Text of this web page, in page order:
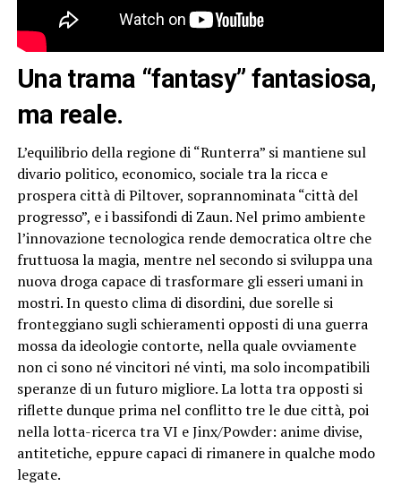
Una trama “fantasy” fantasiosa,
ma reale.
L’equilibrio della regione di “Runterra” si mantiene sul
divario politico, economico, sociale tra la ricca e
prospera città di Piltover, soprannominata “città del
progresso”, e i bassifondi di Zaun. Nel primo ambiente
l’innovazione tecnologica rende democratica oltre che
fruttuosa la magia, mentre nel secondo si sviluppa una
nuova droga capace di trasformare gli esseri umani in
mostri. In questo clima di disordini, due sorelle si
fronteggiano sugli schieramenti opposti di una guerra
mossa da ideologie contorte, nella quale ovviamente
non ci sono né vincitori né vinti, ma solo incompatibili
speranze di un futuro migliore. La lotta tra opposti si
riflette dunque prima nel conflitto tre le due città, poi
nella lotta-ricerca tra VI e Jinx/Powder: anime divise,
antitetiche, eppure capaci di rimanere in qualche modo
legate.